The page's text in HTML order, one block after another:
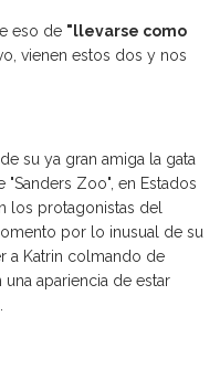
eso de "llevarse como
vienen estos dos y nos
su ya gran amiga la gata
Zoo", en Estados
los protagonistas del
por lo inusual de su
a Katrin colmando de
apariencia de estar